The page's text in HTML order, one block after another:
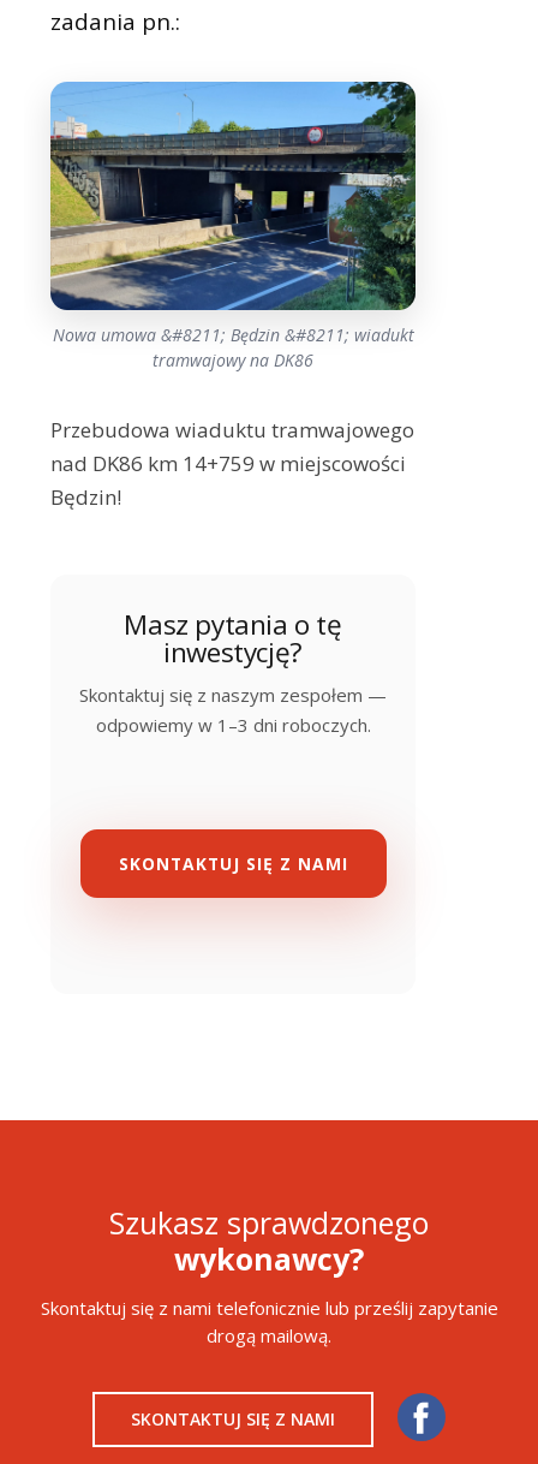
zadania pn.:
Nowa umowa &#8211; Będzin &#8211; wiadukt
tramwajowy na DK86
Przebudowa wiaduktu tramwajowego
nad DK86 km 14+759 w miejscowości
Będzin!
Masz pytania o tę
inwestycję?
Skontaktuj się z naszym zespołem —
odpowiemy w 1–3 dni roboczych.
SKONTAKTUJ SIĘ Z NAMI
Szukasz sprawdzonego
wykonawcy?
Skontaktuj się z nami telefonicznie lub prześlij zapytanie
drogą mailową.
SKONTAKTUJ SIĘ Z NAMI